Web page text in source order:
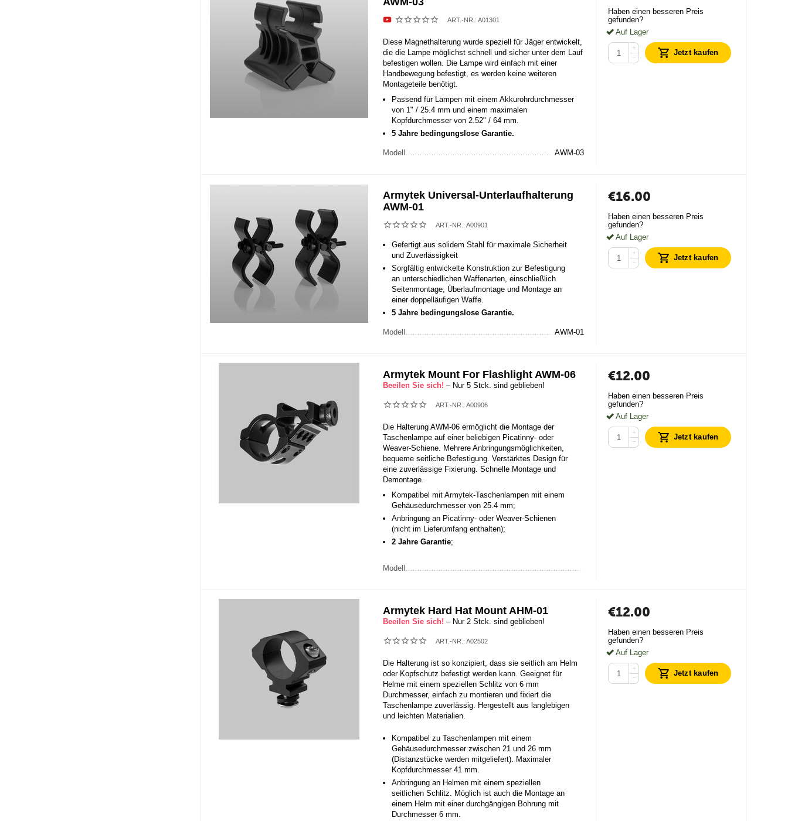
ART.-NR.: A01301
Diese Magnethalterung wurde speziell für Jäger entwickelt,
die die Lampe möglichst schnell und sicher unter dem Lauf
befestigen wollen. Die Lampe wird einfach mit einer
Handbewegung befestigt, es werden keine weiteren
Montageteile benötigt.
Passend für Lampen mit einem Akkurohrdurchmesser
von 1" / 25.4 mm und einem maximalen
Kopfdurchmesser von 2.52" / 64 mm.
5 Jahre bedingungslose Garantie.
Modell AWM-03
Haben einen besseren Preis
gefunden?
Auf Lager
+
−
Jetzt kaufen
Armytek Universal-Unterlaufhalterung
AWM-01
ART.-NR.: A00901
Gefertigt aus solidem Stahl für maximale Sicherheit
und Zuverlässigkeit
Sorgfältig entwickelte Konstruktion zur Befestigung
an unterschiedlichen Waffenarten, einschließlich
Seitenmontage, Überlaufmontage und Montage an
einer doppelläufigen Waffe.
5 Jahre bedingungslose Garantie.
Modell AWM-01
€16.00
Haben einen besseren Preis
gefunden?
Auf Lager
+
−
Jetzt kaufen
Armytek Mount For Flashlight AWM-06
Beeilen Sie sich! – Nur 5 Stck. sind geblieben!
ART.-NR.: A00906
Die Halterung AWM-06 ermöglicht die Montage der
Taschenlampe auf einer beliebigen Picatinny- oder
Weaver-Schiene. Mehrere Anbringungsmöglichkeiten,
bequeme seitliche Befestigung. Verstärktes Design für
eine zuverlässige Fixierung. Schnelle Montage und
Demontage.
Kompatibel mit Armytek-Taschenlampen mit einem
Gehäusedurchmesser von 25.4 mm;
Anbringung an Picatinny- oder Weaver-Schienen
(nicht im Lieferumfang enthalten);
2 Jahre Garantie;
Modell
€12.00
Haben einen besseren Preis
gefunden?
Auf Lager
+
−
Jetzt kaufen
Armytek Hard Hat Mount AHM-01
Beeilen Sie sich! – Nur 2 Stck. sind geblieben!
ART.-NR.: A02502
Die Halterung ist so konzipiert, dass sie seitlich am Helm
oder Kopfschutz befestigt werden kann. Geeignet für
Helme mit einem speziellen Schlitz von 6 mm
Durchmesser, einfach zu montieren und fixiert die
Taschenlampe zuverlässig. Hergestellt aus langlebigen
und leichten Materialien.
Kompatibel zu Taschenlampen mit einem
Gehäusedurchmesser zwischen 21 und 26 mm
(Distanzstücke werden mitgeliefert). Maximaler
Kopfdurchmesser 41 mm.
Anbringung an Helmen mit einem speziellen
seitlichen Schlitz. Möglich ist auch die Montage an
einem Helm mit einer durchgängigen Bohrung mit
Durchmesser 6 mm.
€12.00
Haben einen besseren Preis
gefunden?
Auf Lager
+
−
Jetzt kaufen